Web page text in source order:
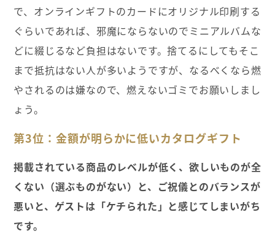
で、オンラインギフトのカードにオリジナル印刷する
ぐらいであれば、邪魔にならないのでミニアルバムな
どに綴じるなど負担はないです。捨てるにしてもそこ
まで抵抗はない人が多いようですが、なるべくなら燃
やされるのは嫌なので、燃えないゴミでお願いしまし
ょう。
第3位：金額が明らかに低いカタログギフト
掲載されている商品のレベルが低く、欲しいものが全
くない（選ぶものがない）と、ご祝儀とのバランスが
悪いと、ゲストは「ケチられた」と感じてしまいがち
です。